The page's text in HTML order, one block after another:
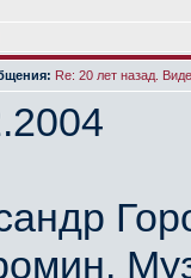
Re: 20 лет назад.